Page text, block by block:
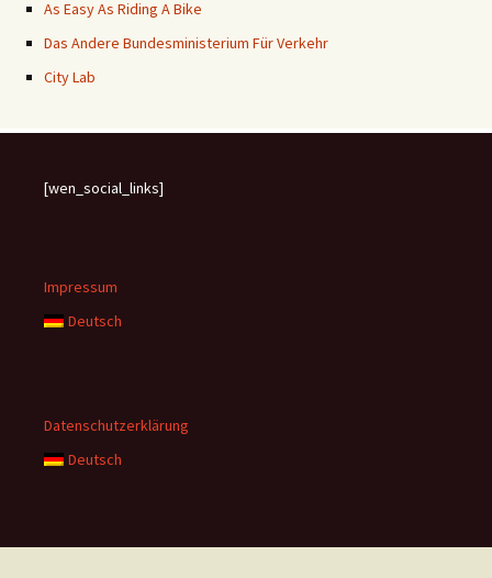
As Easy As Riding A Bike
Das Andere Bundesministerium Für Verkehr
City Lab
[wen_social_links]
Impressum
Deutsch
Datenschutzerklärung
Deutsch